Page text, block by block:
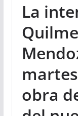
La
obra